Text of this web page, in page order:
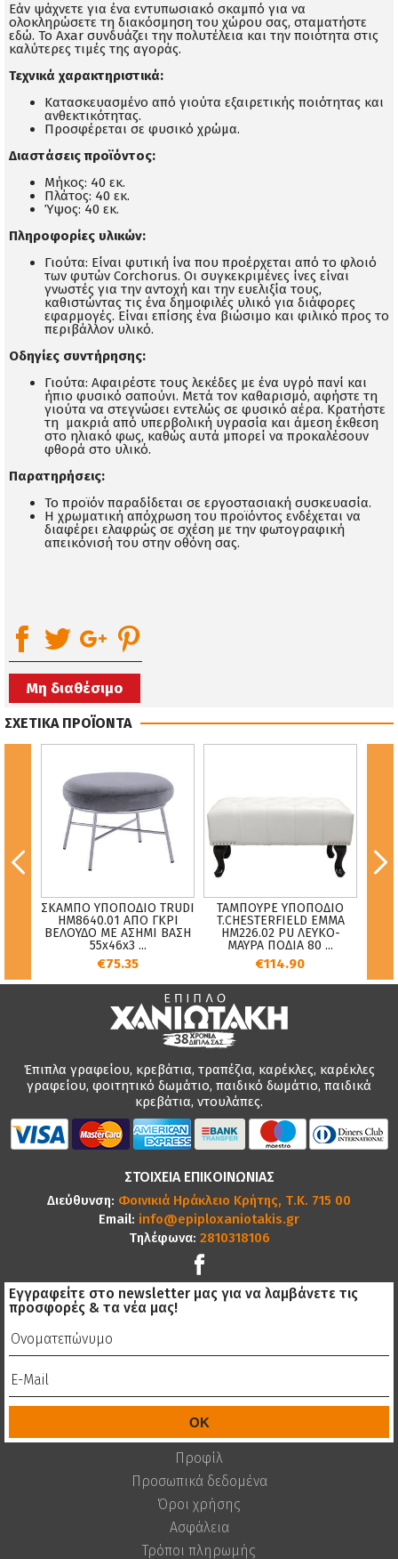
Εάν ψάχνετε για ένα εντυπωσιακό σκαμπό για να
ολοκληρώσετε τη διακόσμηση του χώρου σας, σταματήστε
εδώ. Το Axar συνδυάζει την πολυτέλεια και την ποιότητα στις
καλύτερες τιμές της αγοράς.
Τεχνικά χαρακτηριστικά:
Κατασκευασμένο από γιούτα εξαιρετικής ποιότητας και
ανθεκτικότητας.
Προσφέρεται σε φυσικό χρώμα.
Διαστάσεις προϊόντος:
Μήκος: 40 εκ.
Πλάτος: 40 εκ.
Ύψος: 40 εκ.
Πληροφορίες υλικών:
Γιούτα: Είναι φυτική ίνα που προέρχεται από το φλοιό
των φυτών Corchorus. Οι συγκεκριμένες ίνες είναι
γνωστές για την αντοχή και την ευελιξία τους,
καθιστώντας τις ένα δημοφιλές υλικό για διάφορες
εφαρμογές. Είναι επίσης ένα βιώσιμο και φιλικό προς το
περιβάλλον υλικό.
Οδηγίες συντήρησης:
Γιούτα: Αφαιρέστε τους λεκέδες με ένα υγρό πανί και
ήπιο φυσικό σαπούνι. Μετά τον καθαρισμό, αφήστε τη
γιούτα να στεγνώσει εντελώς σε φυσικό αέρα. Κρατήστε
τη μακριά από υπερβολική υγρασία και άμεση έκθεση
στο ηλιακό φως, καθώς αυτά μπορεί να προκαλέσουν
φθορά στο υλικό.
Παρατηρήσεις:
Το προϊόν παραδίδεται σε εργοστασιακή συσκευασία.
Η χρωματική απόχρωση του προϊόντος ενδέχεται να
διαφέρει ελαφρώς σε σχέση με την φωτογραφική
απεικόνισή του στην οθόνη σας.
Μη διαθέσιμο
ΣΧΕΤΙΚΑ ΠΡΟΪΟΝΤΑ
ΣΚΑΜΠΟ ΥΠΟΠΟΔΙΟ TRUDI
HM8640.01 ΑΠΟ ΓΚΡΙ
ΒΕΛΟΥΔΟ ΜΕ ΑΣΗΜΙ ΒΑΣΗ
55x46x3 ...
€75.35
ΤΑΜΠΟΥΡΕ ΥΠΟΠΟΔΙΟ
T.CHESTERFIELD EMMA
HM226.02 PU ΛΕΥΚΟ-
ΜΑΥΡΑ ΠΟΔΙΑ 80 ...
€114.90
Έπιπλα γραφείου, κρεβάτια, τραπέζια, καρέκλες, καρέκλες
γραφείου, φοιτητικό δωμάτιο, παιδικό δωμάτιο, παιδικά
κρεβάτια, ντουλάπες.
ΣΤΟΙΧΕΙΑ ΕΠΙΚΟΙΝΩΝΙΑΣ
Διεύθυνση: Φοινικιά Ηράκλειο Κρήτης, Τ.Κ. 715 00
Email: info@epiploxaniotakis.gr
Τηλέφωνα: 2810318106
Εγγραφείτε στο newsletter μας για να λαμβάνετε τις
προσφορές & τα νέα μας!
Προφίλ
Προσωπικά δεδομένα
Όροι χρήσης
Ασφάλεια
Τρόποι πληρωμής